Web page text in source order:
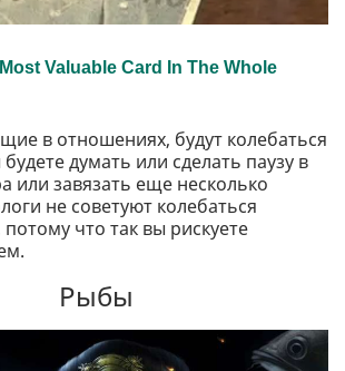
в отношениях, будут колебаться
думать или сделать паузу в
или завязать еще несколько
не советуют колебаться
что так вы рискуете
Рыбы